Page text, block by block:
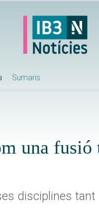
Sumaris
una fusió
disciplines